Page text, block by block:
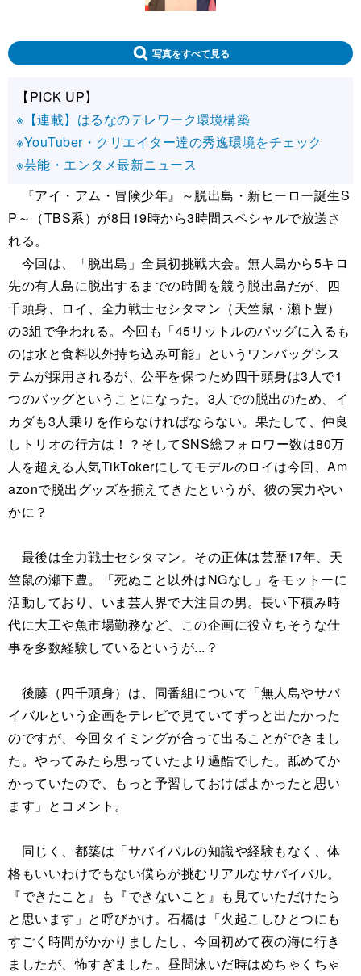
写真をすべて見る
【PICK UP】
※【連載】はるなのテレワーク環境構築
※YouTuber・クリエイター達の秀逸環境をチェック
※芸能・エンタメ最新ニュース
『アイ・アム・冒険少年』～脱出島・新ヒーロー誕生S
P～（TBS系）が8日19時から3時間スペシャルで放送さ
れる。
今回は、「脱出島」全員初挑戦大会。無人島から5キロ
先の有人島に脱出するまでの時間を競う脱出島だが、四
千頭身、ロイ、全力戦士セシタマン（天竺鼠・瀬下豊）
の3組で争われる。今回も「45リットルのバッグに入るも
のは水と食料以外持ち込み可能」というワンバッグシス
テムが採用されるが、公平を保つため四千頭身は3人で1
つのバッグということになった。3人での脱出のため、イ
カダも3人乗りを作らなければならない。果たして、仲良
しトリオの行方は！？そしてSNS総フォロワー数は80万
人を超える人気TikTokerにしてモデルのロイは今回、Am
azonで脱出グッズを揃えてきたというが、彼の実力やい
かに？
最後は全力戦士セシタマン。その正体は芸歴17年、天
竺鼠の瀬下豊。「死ぬこと以外はNGなし」をモットーに
活動しており、いま芸人界で大注目の男。長い下積み時
代に大工や魚市場勤務など、この企画に役立ちそうな仕
事を多数経験しているというが...？
後藤（四千頭身）は、同番組について「無人島やサバ
イバルという企画をテレビで見ていてずっと出たかった
のですが、今回タイミングが合って出ることができまし
た。やってみたら思っていたより過酷でした。舐めてか
かっていたので、もっと予習しておけばよかったと思い
ます」とコメント。
同じく、都築は「サバイバルの知識や経験もなく、体
格もいいわけでもない僕らが挑むリアルなサバイバル。
『できたこと』も『できないこと』も見ていただけたら
と思います」と呼びかけ。石橋は「火起こしひとつにも
すごく時間がかかりましたし、今回初めて夜の海に行き
ましたが、怖すぎました。昼間泳いだ時はめちゃくちゃ